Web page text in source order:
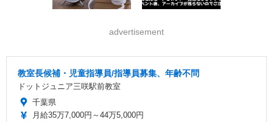
advertisement
教室長候補・児童指導員/指導員募集、年齢不問
ドットジュニア三咲駅前教室
千葉県
月給35万7,000円～44万5,000円